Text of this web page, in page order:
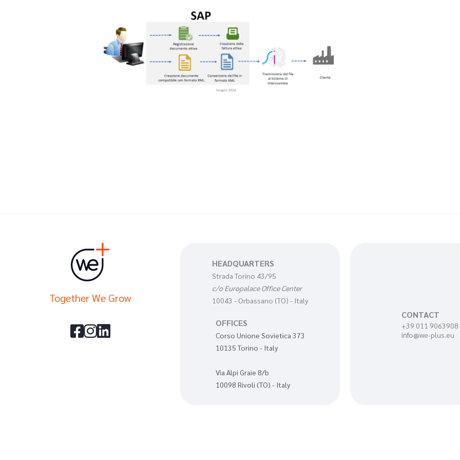
Together We Grow
 
HEADQUARTERS
Strada Torino 43/95
c/o Europalace Office Center
10043 - Orbassano (TO) - Italy
OFFICES
Corso Unione Sovietica 373
10135 Torino - Italy
Via Alpi Graie 8/b
10098 Rivoli (TO) - Italy
CONTACT
+39 011 9063908
info@we-plus.eu